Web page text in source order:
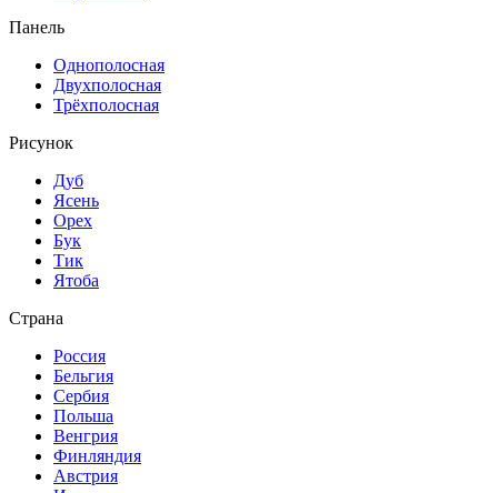
Панель
Однополосная
Двухполосная
Трёхполосная
Рисунок
Дуб
Ясень
Орех
Бук
Тик
Ятоба
Страна
Россия
Бельгия
Сербия
Польша
Венгрия
Финляндия
Австрия